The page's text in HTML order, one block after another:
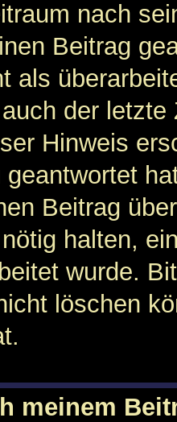
nach
Beitrag
als
der
Hinweis
Beitrag
halten,
wurde.
löschen
meinem